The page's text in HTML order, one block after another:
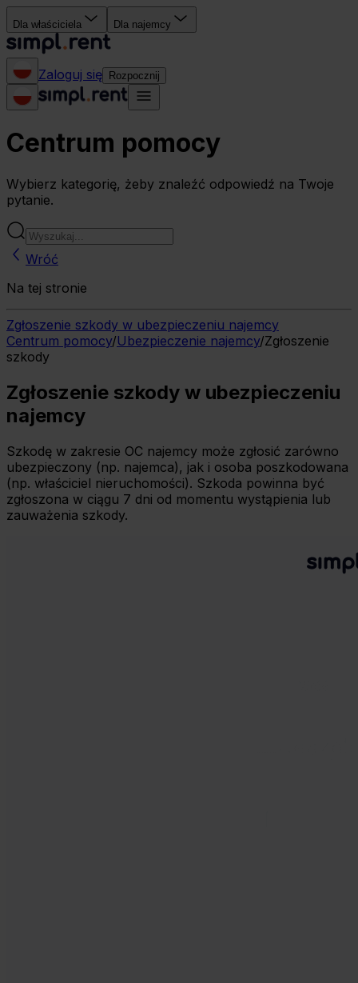
Dla właściciela Dla najemcy
Zaloguj się Rozpocznij
Centrum pomocy
Wybierz kategorię, żeby znaleźć odpowiedź na Twoje
pytanie.
Wróć
Na tej stronie
Zgłoszenie szkody w ubezpieczeniu najemcy
Centrum pomocy/Ubezpieczenie najemcy/Zgłoszenie
szkody
Zgłoszenie szkody w ubezpieczeniu
najemcy
Szkodę w zakresie OC najemcy może zgłosić zarówno
ubezpieczony (np. najemca), jak i osoba poszkodowana
(np. właściciel nieruchomości). Szkoda powinna być
zgłoszona w ciągu 7 dni od momentu wystąpienia lub
zauważenia szkody.